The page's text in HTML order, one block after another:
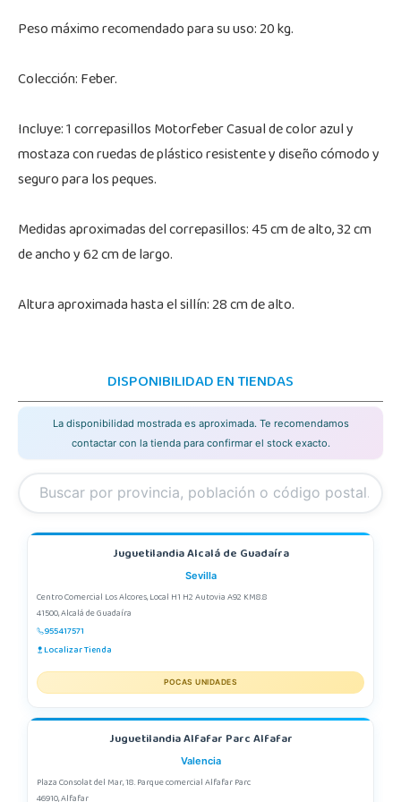
Peso máximo recomendado para su uso: 20 kg.
Colección: Feber.
Incluye: 1 correpasillos Motorfeber Casual de color azul y
mostaza con ruedas de plástico resistente y diseño cómodo y
seguro para los peques.
Medidas aproximadas del correpasillos: 45 cm de alto, 32 cm
de ancho y 62 cm de largo.
Altura aproximada hasta el sillín: 28 cm de alto.
DISPONIBILIDAD EN TIENDAS
La disponibilidad mostrada es aproximada. Te recomendamos
contactar con la tienda para confirmar el stock exacto.
Juguetilandia Alcalá de Guadaíra
Sevilla
Centro Comercial Los Alcores, Local H1 H2 Autovia A92 KM8.8
41500, Alcalá de Guadaíra
955417571
Localizar Tienda
POCAS UNIDADES
Juguetilandia Alfafar Parc Alfafar
Valencia
Plaza Consolat del Mar, 18. Parque comercial Alfafar Parc